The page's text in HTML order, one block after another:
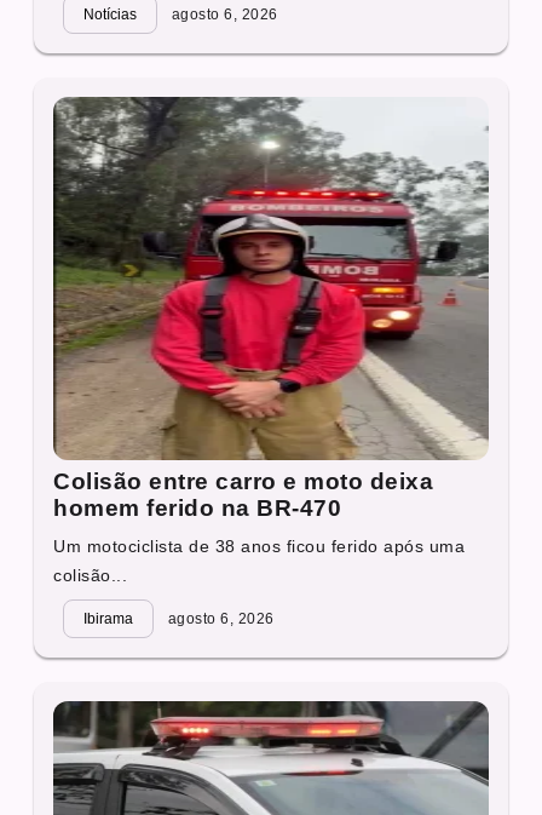
Notícias agosto 6, 2026
Colisão entre carro e moto deixa
homem ferido na BR-470
Um motociclista de 38 anos ficou ferido após uma
colisão...
Ibirama agosto 6, 2026